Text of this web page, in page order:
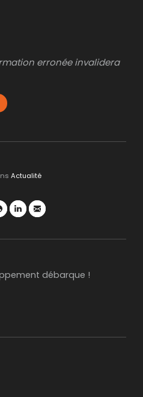
erronée invalidera
Actualité
débarque !